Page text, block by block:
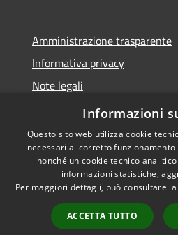
Amministrazione trasparente
Informativa privacy
Note legali
Dichiarazione di accessibilità
Accessibilità
Informazioni
Questo sito web utilizza cookie
necessari al corretto
nonché un cookie tecnico
informazioni statistiche,
Per maggiori dettagli, può consultare
ACCETTA TUTTO